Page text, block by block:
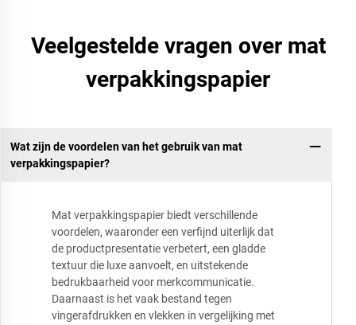
Veelgestelde vragen over mat
verpakkingspapier
Wat zijn de voordelen van het gebruik van mat
verpakkingspapier?
Mat verpakkingspapier biedt verschillende
voordelen, waaronder een verfijnd uiterlijk dat
de productpresentatie verbetert, een gladde
textuur die luxe aanvoelt, en uitstekende
bedrukbaarheid voor merkcommunicatie.
Daarnaast is het vaak bestand tegen
vingerafdrukken en vlekken in vergelijking met